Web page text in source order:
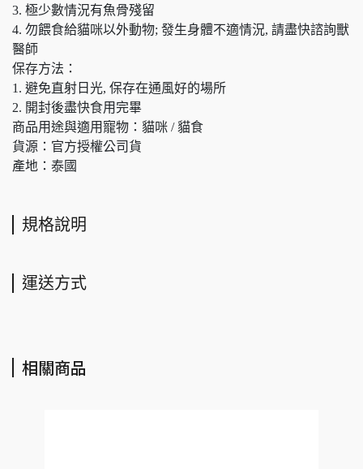
3. 極少數情況有魚骨殘留
4. 勿餵食給貓咪以外動物; 發生身體不適情況, 請盡快諮詢獸
醫師
保存方法：
1. 避免直射日光, 保存在通風好的場所
2. 開封後盡快食用完畢
商品用途與適用寵物：貓咪 / 貓食
貨源：官方授權公司貨
產地：泰國
規格說明
運送方式
相關商品